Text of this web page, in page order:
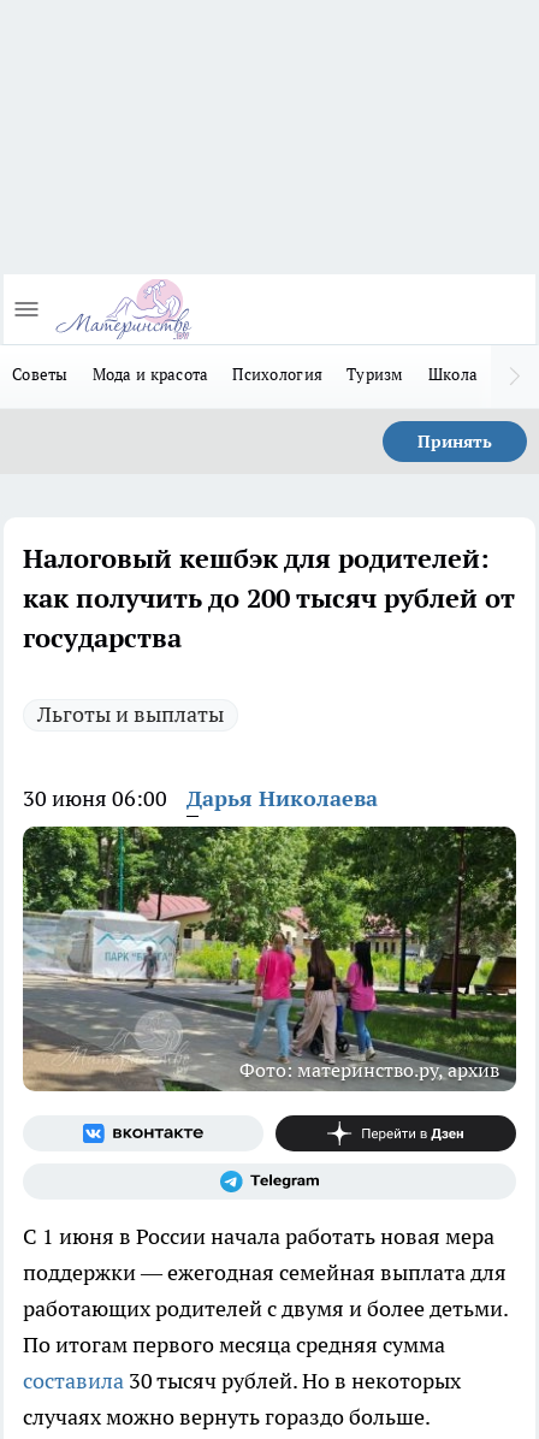
Советы Мода и красота Психология Туризм Школа
Принять
Налоговый кешбэк для родителей:
как получить до 200 тысяч рублей от
государства
Льготы и выплаты
30 июня 06:00 Дарья Николаева
Фото: материнство.ру, архив
С 1 июня в России начала работать новая мера
поддержки — ежегодная семейная выплата для
работающих родителей с двумя и более детьми.
По итогам первого месяца средняя сумма
составила 30 тысяч рублей. Но в некоторых
случаях можно вернуть гораздо больше.